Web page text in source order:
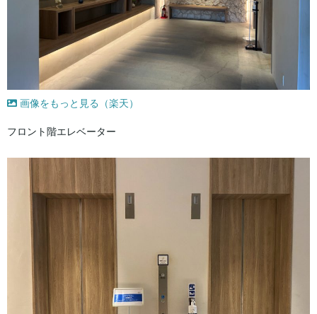
画像をもっと見る（楽天）
フロント階エレベーター